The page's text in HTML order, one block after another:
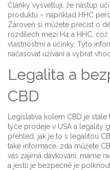
Články vysvětlují, že nástup
produktu – například HHC
Zároveň si můžete přečíst o
rozdílech mezi H4 a HHC,
vlastnostmi a účinky. Tyto
načasovat užívání a vybrat
Legalita a
CBD
Legislativa kolem CBD je
týče prodeje v USA a legality
přehled, jak je to s legalitou
také informace, zda můžete
vás zajímá dávkování, máme
a jestli je bezpečné je